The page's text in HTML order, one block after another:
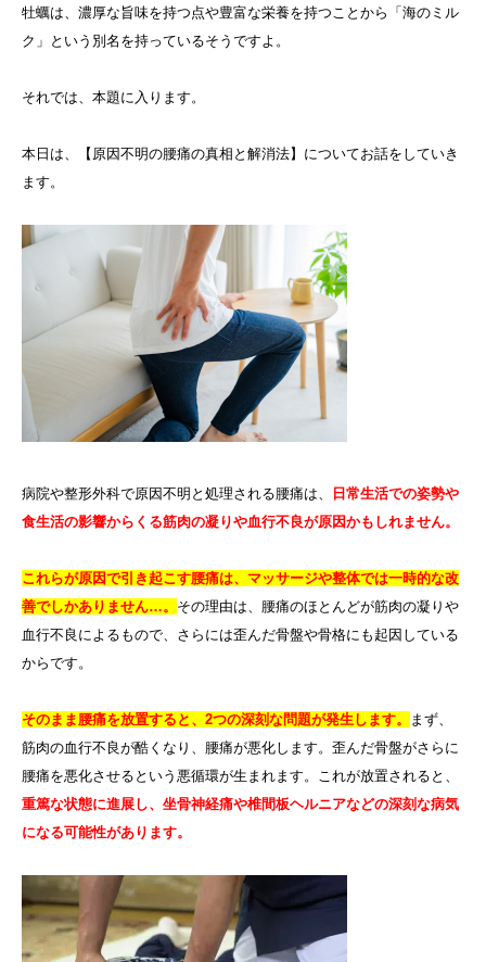
牡蠣は、濃厚な旨味を持つ点や豊富な栄養を持つことから「海のミル
ク」という別名を持っているそうですよ。
それでは、本題に入ります。
本日は、【原因不明の腰痛の真相と解消法】についてお話をしていき
ます。
病院や整形外科で原因不明と処理される腰痛は、
日常生活での姿勢や
食生活の影響からくる筋肉の凝りや血行不良が原因かもしれません。
これらが原因で引き起こす腰痛は、マッサージや整体では一時的な改
善でしかありません…。 その理由は、腰痛のほとんどが筋肉の凝りや
血行不良によるもので、さらには歪んだ骨盤や骨格にも起因している
からです。
そのまま腰痛を放置すると、 2つの深刻な問題が発生します。
まず、
筋肉の血行不良が酷くなり、腰痛が悪化します。歪んだ骨盤がさらに
腰痛を悪化させるという悪循環が生まれます。これが放置されると、
重篤な状態に進展し、坐骨神経痛や椎間板ヘルニアなどの深刻な病気
になる可能性があります。